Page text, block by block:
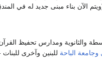
الآن بناء مبنى جديد له في
والثانوية ومدارس تحفيظ
وجامعة الباحة للبنين وآخرى للبنات -وبدأت الدراسة بها عام